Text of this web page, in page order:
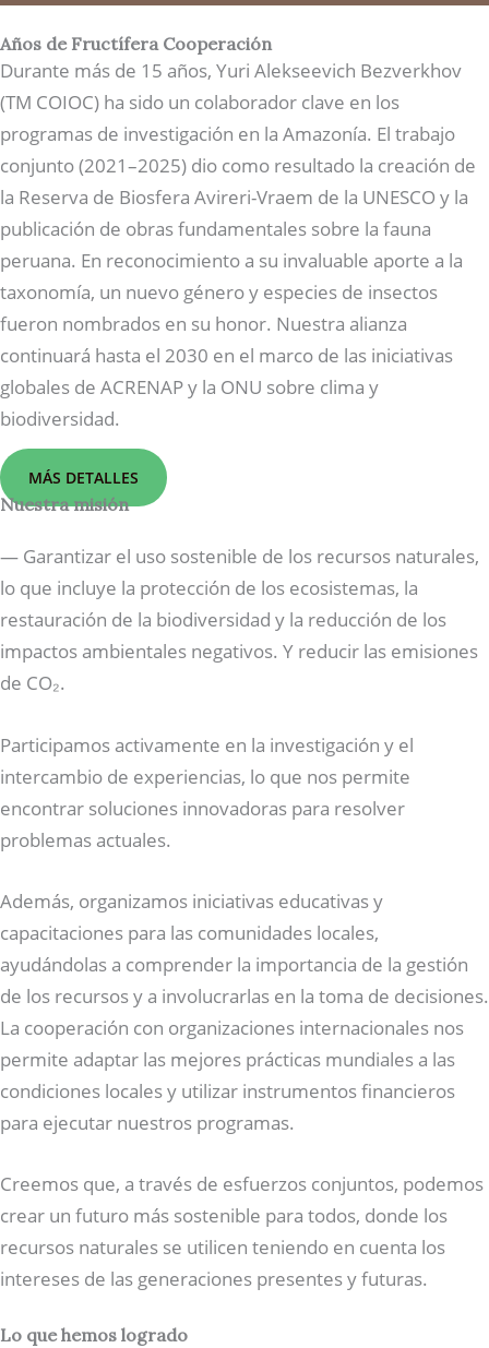
Años de Fructífera Cooperación
Durante más de 15 años, Yuri Alekseevich Bezverkhov
(TM COIOC) ha sido un colaborador clave en los
programas de investigación en la Amazonía. El trabajo
conjunto (2021–2025) dio como resultado la creación de
la Reserva de Biosfera Avireri-Vraem de la UNESCO y la
publicación de obras fundamentales sobre la fauna
peruana. En reconocimiento a su invaluable aporte a la
taxonomía, un nuevo género y especies de insectos
fueron nombrados en su honor. Nuestra alianza
continuará hasta el 2030 en el marco de las iniciativas
globales de ACRENAP y la ONU sobre clima y
biodiversidad.
MÁS DETALLES
Nuestra misión
— Garantizar el uso sostenible de los recursos naturales,
lo que incluye la protección de los ecosistemas, la
restauración de la biodiversidad y la reducción de los
impactos ambientales negativos. Y reducir las emisiones
de CO₂.
Participamos activamente en la investigación y el
intercambio de experiencias, lo que nos permite
encontrar soluciones innovadoras para resolver
problemas actuales.
Además, organizamos iniciativas educativas y
capacitaciones para las comunidades locales,
ayudándolas a comprender la importancia de la gestión
de los recursos y a involucrarlas en la toma de decisiones.
La cooperación con organizaciones internacionales nos
permite adaptar las mejores prácticas mundiales a las
condiciones locales y utilizar instrumentos financieros
para ejecutar nuestros programas.
Creemos que, a través de esfuerzos conjuntos, podemos
crear un futuro más sostenible para todos, donde los
recursos naturales se utilicen teniendo en cuenta los
intereses de las generaciones presentes y futuras.
Lo que hemos logrado